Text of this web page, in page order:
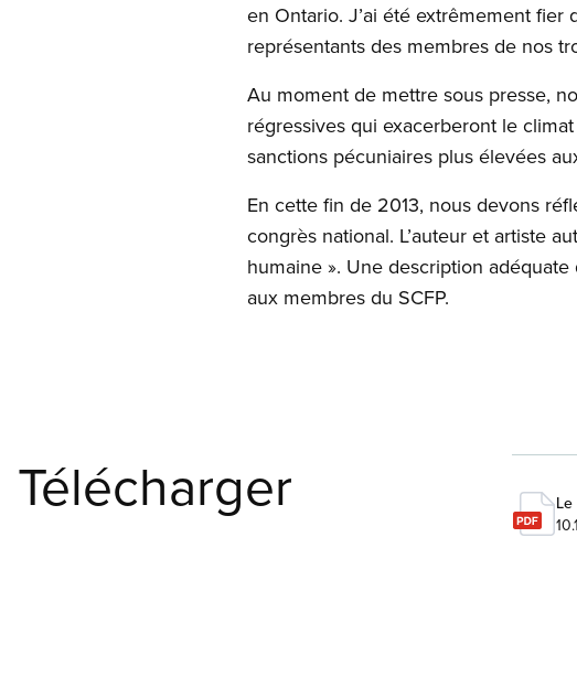
en Ontario. J’ai été extrêmement
représentants des membres de nos
Au moment de mettre sous presse,
régressives qui exacerberont le
sanctions pécuniaires plus élevées
En cette fin de 2013, nous devons
congrès national. L’auteur et artiste
humaine ». Une description
aux membres du SCFP.
Télécharger